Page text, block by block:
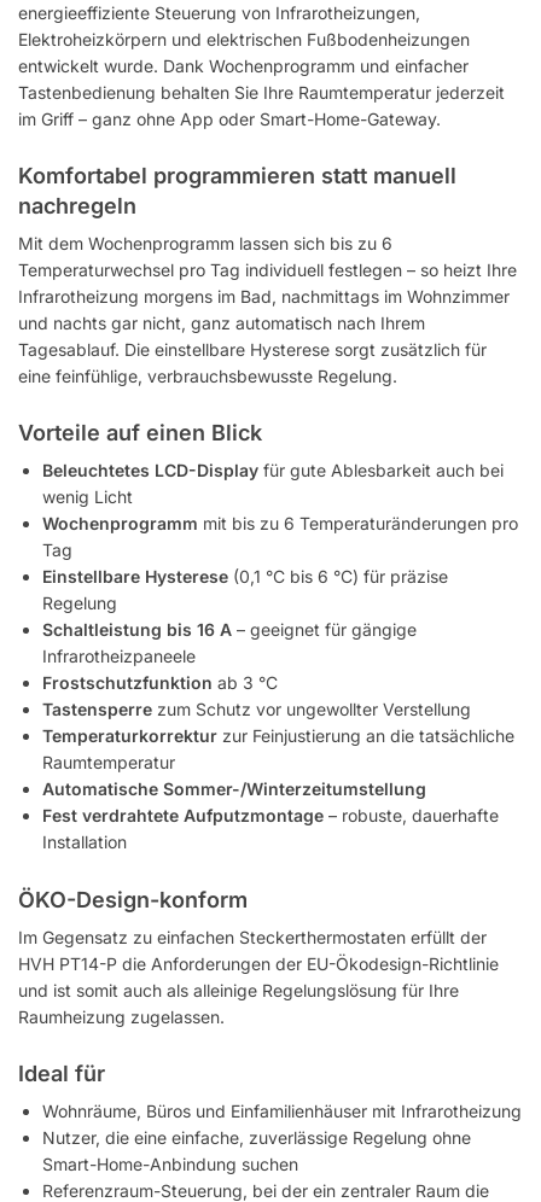
energieeffiziente Steuerung von Infrarotheizungen,
Elektroheizkörpern und elektrischen Fußbodenheizungen
entwickelt wurde. Dank Wochenprogramm und einfacher
Tastenbedienung behalten Sie Ihre Raumtemperatur jederzeit
im Griff – ganz ohne App oder Smart-Home-Gateway.
Komfortabel programmieren statt manuell
nachregeln
Mit dem Wochenprogramm lassen sich bis zu 6
Temperaturwechsel pro Tag individuell festlegen – so heizt Ihre
Infrarotheizung morgens im Bad, nachmittags im Wohnzimmer
und nachts gar nicht, ganz automatisch nach Ihrem
Tagesablauf. Die einstellbare Hysterese sorgt zusätzlich für
eine feinfühlige, verbrauchsbewusste Regelung.
Vorteile auf einen Blick
Beleuchtetes LCD-Display für gute Ablesbarkeit auch bei
wenig Licht
Wochenprogramm mit bis zu 6 Temperaturänderungen pro
Tag
Einstellbare Hysterese (0,1 °C bis 6 °C) für präzise
Regelung
Schaltleistung bis 16 A – geeignet für gängige
Infrarotheizpaneele
Frostschutzfunktion ab 3 °C
Tastensperre zum Schutz vor ungewollter Verstellung
Temperaturkorrektur zur Feinjustierung an die tatsächliche
Raumtemperatur
Automatische Sommer-/Winterzeitumstellung
Fest verdrahtete Aufputzmontage – robuste, dauerhafte
Installation
ÖKO-Design-konform
Im Gegensatz zu einfachen Steckerthermostaten erfüllt der
HVH PT14-P die Anforderungen der EU-Ökodesign-Richtlinie
und ist somit auch als alleinige Regelungslösung für Ihre
Raumheizung zugelassen.
Ideal für
Wohnräume, Büros und Einfamilienhäuser mit Infrarotheizung
Nutzer, die eine einfache, zuverlässige Regelung ohne
Smart-Home-Anbindung suchen
Referenzraum-Steuerung, bei der ein zentraler Raum die